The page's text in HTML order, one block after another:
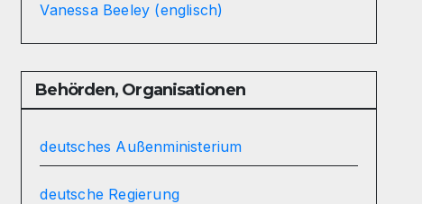
Vanessa Beeley (englisch)
Behörden, Organisationen
deutsches Außenministerium
deutsche Regierung